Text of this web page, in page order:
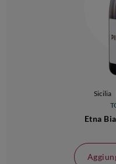
Sicilia
Etna